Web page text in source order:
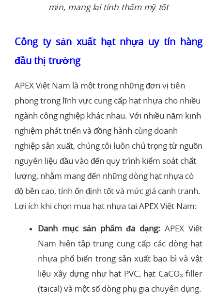
mịn, mang lại tính thẩm mỹ tốt
Công ty sản xuất hạt nhựa uy tín hàng
đầu thị trường
APEX Việt Nam là một trong những đơn vị tiên
phong trong lĩnh vực cung cấp hạt nhựa cho nhiều
ngành công nghiệp khác nhau. Với nhiều năm kinh
nghiệm phát triển và đồng hành cùng doanh
nghiệp sản xuất, chúng tôi luôn chú trọng từ nguồn
nguyên liệu đầu vào đến quy trình kiểm soát chất
lượng, nhằm mang đến những dòng hạt nhựa có
độ bền cao, tính ổn định tốt và mức giá cạnh tranh.
Lợi ích khi chọn mua hạt nhựa tại APEX Việt Nam:
Danh mục sản phẩm đa dạng: APEX Việt
Nam hiện tập trung cung cấp các dòng hạt
nhựa phổ biến trong sản xuất bao bì và vật
liệu xây dựng như hạt PVC, hạt CaCO₃ filler
(taical) và một số dòng phụ gia chuyên dụng.